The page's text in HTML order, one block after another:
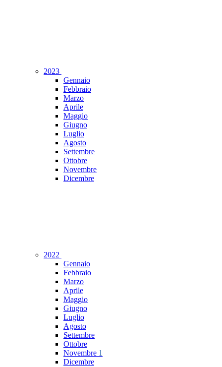
2023
Gennaio
Febbraio
Marzo
Aprile
Maggio
Giugno
Luglio
Agosto
Settembre
Ottobre
Novembre
Dicembre
2022
Gennaio
Febbraio
Marzo
Aprile
Maggio
Giugno
Luglio
Agosto
Settembre
Ottobre
Novembre 1
Dicembre